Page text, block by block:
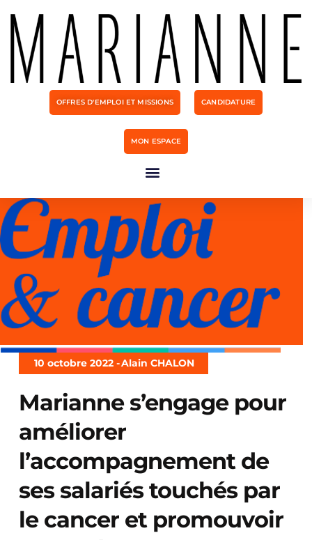
OFFRES D'EMPLOI ET MISSIONS CANDIDATURE
MON ESPACE
10 octobre 2022 -Alain CHALON
Marianne s’engage pour
améliorer
l’accompagnement de
ses salariés touchés par
le cancer et promouvoir